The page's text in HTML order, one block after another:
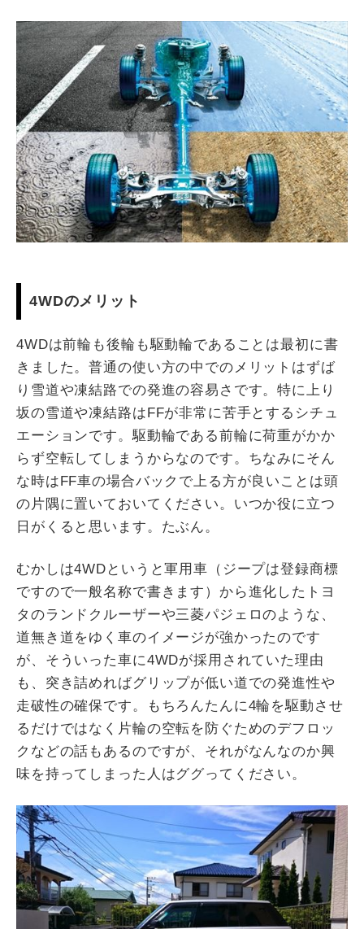
4WDのメリット
4WDは前輪も後輪も駆動輪であることは最初に書
きました。普通の使い方の中でのメリットはずば
り雪道や凍結路での発進の容易さです。特に上り
坂の雪道や凍結路はFFが非常に苦手とするシチュ
エーションです。駆動輪である前輪に荷重がかか
らず空転してしまうからなのです。ちなみにそん
な時はFF車の場合バックで上る方が良いことは頭
の片隅に置いておいてください。いつか役に立つ
日がくると思います。たぶん。
むかしは4WDというと軍用車（ジープは登録商標
ですので一般名称で書きます）から進化したトヨ
タのランドクルーザーや三菱パジェロのような、
道無き道をゆく車のイメージが強かったのです
が、そういった車に4WDが採用されていた理由
も、突き詰めればグリップが低い道での発進性や
走破性の確保です。もちろんたんに4輪を駆動させ
るだけではなく片輪の空転を防ぐためのデフロッ
クなどの話もあるのですが、それがなんなのか興
味を持ってしまった人はググってください。